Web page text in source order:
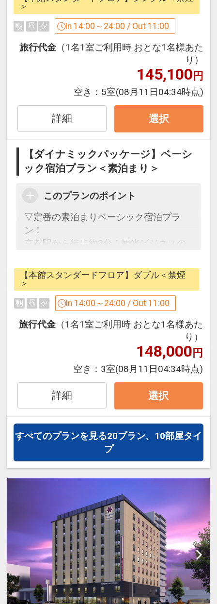
【ホテルご案内】
◆ＪＲ・新幹線・近鉄京都駅八条口より
徒歩2分！
◆チェックイン前・アウト後のお荷物は
クロークでお預かりいたします。
◆京都観光のご相談・お食事のご予約等
は「コンシェルジュ」にお気軽にお問い
◆フロントにて京都観光MAPご用意して
※特色・ポイントは旅行代金に含まれて
おります。
設定期間：2021年12月17日～2027年3
月16日
インターネットコース番号：DP-2-
200000000620
＞
朝 昼 夕 In 14:00～24:00 / Out 11:00
旅行代金 （1名1室ご利用時 おとな1名様あた
り）
145,100円
空き： 5室(08月11日04:34時点)
詳細 選択
【ダイナミックパッケージ】ベーシ
ック宿泊プラン＜素泊まり＞
このプランのポイント
▽定番の素泊まりベーシック宿泊プラ
ン！
京都駅から徒歩約2分！観光ビジネスの
がいいね！
【ホテルご案内】
◆ＪＲ・新幹線・近鉄京都駅八条口より
徒歩2分！
◆チェックイン前・アウト後のお荷物は
クロークでお預かりいたします。
◆京都観光のご相談・お食事のご予約等
は「コンシェルジュ」にお気軽にお問い
◆フロントにて京都観光MAPご用意して
※特色・ポイントは旅行代金に含まれて
設定期間：2021年12月17日～2027年3
インターネットコース番号：DP-2-
200000000620
【本館スタンダードフロア】ダブル＜禁煙
＞
朝 昼 夕 In 14:00～24:00 / Out 11:00
旅行代金 （1名1室ご利用時 おとな1名様あた
り）
148,000円
空き： 3室(08月11日04:34時点)
詳細 選択
すべてのプランを見る20プラン、10部屋タイ
プ